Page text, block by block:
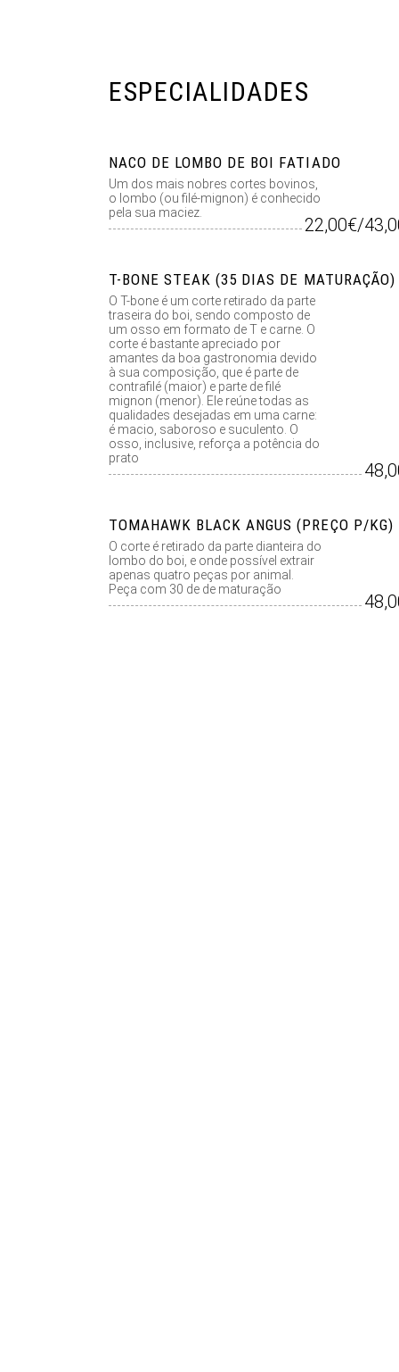
ESPECIALIDADES
NACO DE LOMBO DE BOI FATIADO
Um dos mais nobres cortes bovinos,
o lombo (ou filé-mignon) é conhecido
pela sua maciez.
22,00€/
T-BONE STEAK (35 DIAS DE
O T-bone é um corte retirado da parte
traseira do boi, sendo composto de
um osso em formato de T e carne. O
corte é bastante apreciado por
amantes da boa gastronomia devido
à sua composição, que é parte de
contrafilé (maior) e parte de filé
mignon (menor). Ele reúne todas as
qualidades desejadas em uma carne:
é macio, saboroso e suculento. O
osso, inclusive, reforça a potência do
prato
TOMAHAWK BLACK ANGUS (PREÇO P/KG)
O corte é retirado da parte dianteira do
lombo do boi, e onde possível extrair
apenas quatro peças por animal.
Peça com 30 de de maturação